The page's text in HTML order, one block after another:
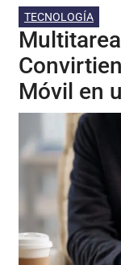
TECNOLOGÍA
Móvil en